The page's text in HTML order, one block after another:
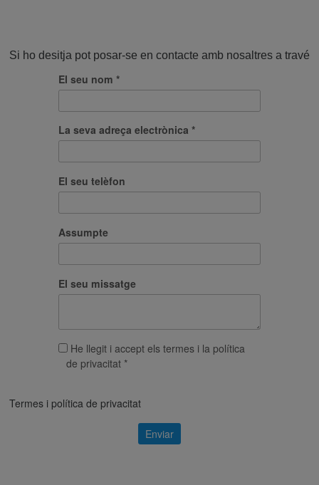
Si ho desitja pot posar-se en contacte amb nosaltres a